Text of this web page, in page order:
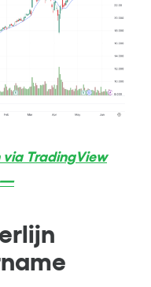
TradingView
—